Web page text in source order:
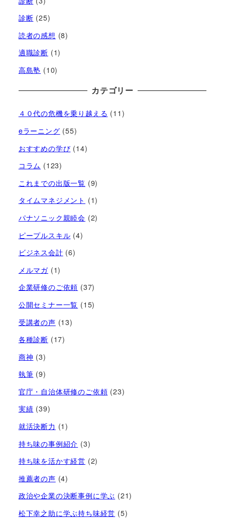
診断 (25)
読者の感想 (8)
適職診断 (1)
高島塾 (10)
カテゴリー
４０代の危機を乗り越える (11)
eラーニング (55)
おすすめの学び (14)
コラム (123)
これまでの出版一覧 (9)
タイムマネジメント (1)
パナソニック親睦会 (2)
ピープルスキル (4)
ビジネス会計 (6)
メルマガ (1)
企業研修のご依頼 (37)
公開セミナー一覧 (15)
受講者の声 (13)
各種診断 (17)
商神 (3)
執筆 (9)
官庁・自治体研修のご依頼 (23)
実績 (39)
就活決断力 (1)
持ち味の事例紹介 (3)
持ち味を活かす経営​ (2)
推薦者の声 (4)
政治や企業の決断事例に学ぶ (21)
松下幸之助に学ぶ持ち味経営 (5)